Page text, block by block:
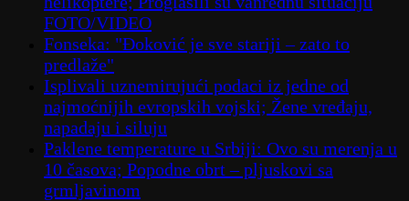
FOTO/VIDEO
Fonseka: "Đoković je sve stariji – zato to
predlaže"
Isplivali uznemirujući podaci iz jedne od
najmoćnijih evropskih vojski; Žene vređaju,
napadaju i siluju
Paklene temperature u Srbiji: Ovo su merenja u
10 časova; Popodne obrt – pljuskovi sa
grmljavinom